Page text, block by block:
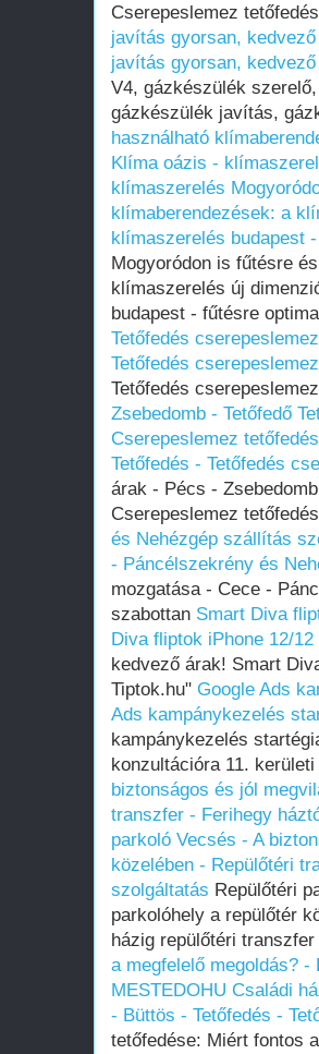
Cserepeslemez tetőfedés
javítás gyorsan,
javítás gyorsan,
V4, gázkészülék
gázkészülék javítás,
használható
Klíma oázis -
klímaszerelés
klímaberendezések: a
klímaszerelés budapest
Mogyoródon is fűtésre
klímaszerelés új
budapest - fűtésre
Tetőfedés
Tetőfedés
Tetőfedés
Zsebedomb - Tetőfedő
Cserepeslemez tetőfedés
Tetőfedés - Tetőfedés
árak - Pécs -
Cserepeslemez tetőfedés
és Nehézgép szállítás
- Páncélszekrény és
mozgatása - Cece -
szabottan Smart Diva
Diva fliptok iPhone 12/
kedvező árak! Smart
Tiptok.hu" Google Ads
Ads kampánykezelés
kampánykezelés
konzultációra 11.
biztonságos és jól
transzfer - Ferihegy
parkoló Vecsés - A
közelében - Repülőtéri
szolgáltatás Repülőtéri
parkolóhely a repülőtér
házig repülőtéri
a megfelelő megoldás?
MESTEDOHU Családi
- Büttös - Tetőfedés -
tetőfedése: Miért fontos